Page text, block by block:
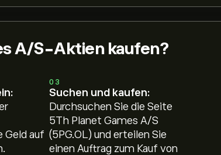
A/S-Aktien kaufen?
Geld auf
03
Suchen und kaufen:
Durchsuchen Sie die Seite
5Th Planet Games A/S
(5PG.OL) und erteilen Sie
einen Auftrag zum Kauf von